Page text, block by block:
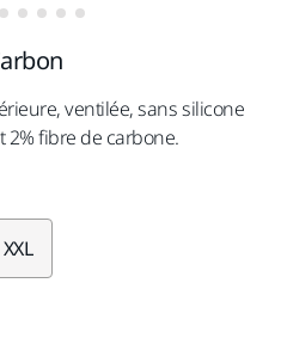
ventilée, sans silicone
2% fibre de carbone.
XXL